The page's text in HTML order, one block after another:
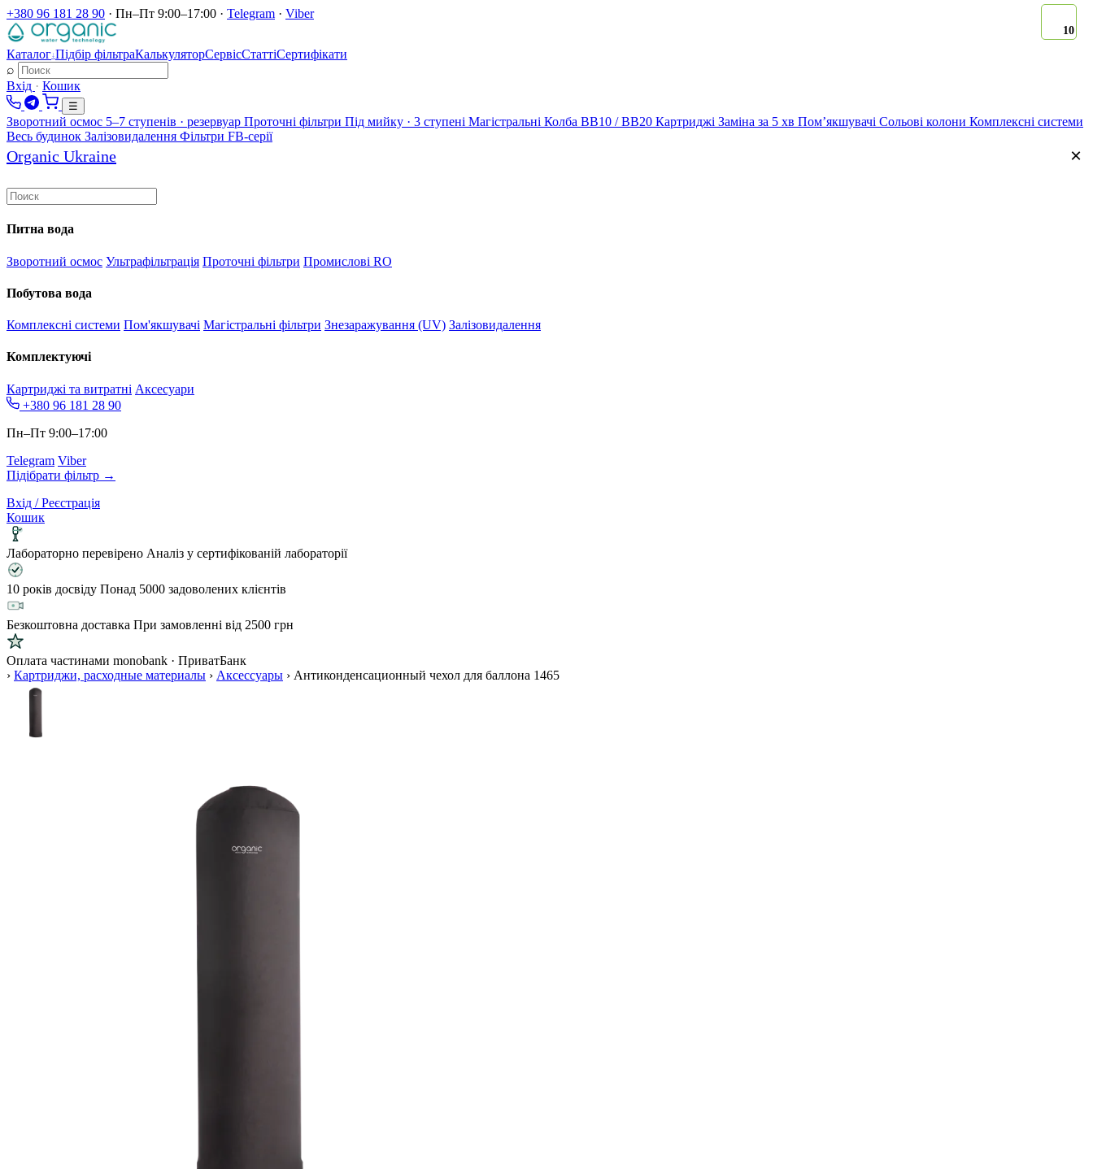
+380 96 181 28 90 · Пн–Пт 9:00–17:00 · Telegram · Viber
Каталог↓Підбір фільтраКалькуляторСервісСтаттіСертифікати
⌕
Вхід · Кошик
☰
Зворотний осмос 5–7 ступенів · резервуар Проточні фільтри Під мийку · 3 ступені Магістральні Колба BB10 / BB20 Картриджі Заміна за 5 хв Помʼякшувачі Сольові колони Комплексні системи
Весь будинок Залізовидалення Фільтри FB-серії
Organic Ukraine ×
Питна вода
Зворотний осмос Ультрафільтрація Проточні фільтри Промислові RO
Побутова вода
Комплексні системи Пом'якшувачі Магістральні фільтри Знезаражування (UV) Залізовидалення
Комплектуючі
Картриджі та витратні Аксесуари
+380 96 181 28 90
Пн–Пт 9:00–17:00
Telegram Viber
Підібрати фільтр →
Вхід / Реєстрація
Кошик
Лабораторно перевірено Аналіз у сертифікованій лабораторії
10 років досвіду Понад 5000 задоволених клієнтів
Безкоштовна доставка При замовленні від 2500 грн
Оплата частинами monobank · ПриватБанк
› Картриджи, расходные материалы › Аксессуары › Антиконденсационный чехол для баллона 1465
10